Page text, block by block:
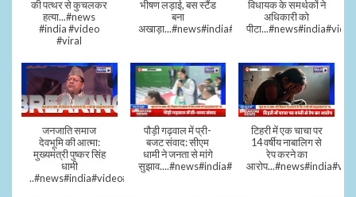
की पत्थर से कुचलकर
हत्या...#news
#india #video
#viral
भीषण लड़ाई, बस स्टैंड
बना
अखाड़ा...#news#india#video#viral
विधायक के समर्थकों ने
अधिकारी को
जनजाति समाज
देवभूमि की आत्मा:
मुख्यमंत्री पुष्कर सिंह
धामी
..#news#india#video#viral
पौड़ी गढ़वाल में प्री-
बजट संवाद: सीएम
धामी ने जनता से मांगे
सुझाव....#news#india#video#viral
टिहरी में एक चाचा पर
14 वर्षीय नाबालिग से
रेप करने का